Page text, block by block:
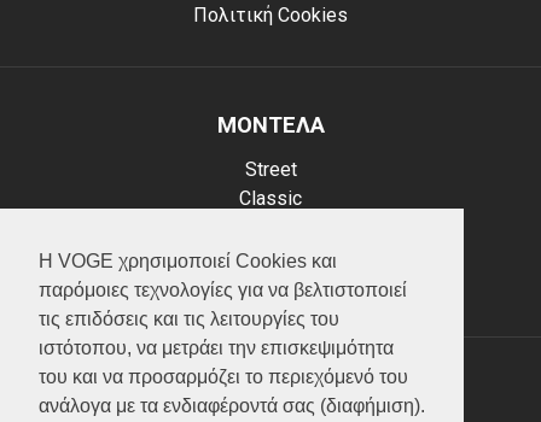
Η VOGE χρησιμοποιεί Cookies και
παρόμοιες τεχνολογίες για να βελτιστοποιεί
τις επιδόσεις και τις λειτουργίες του
ιστότοπου, να μετράει την επισκεψιμότητα
του και να προσαρμόζει το περιεχόμενό του
ανάλογα με τα ενδιαφέροντά σας (διαφήμιση).
Πολιτική Cookies
ΜΟΝΤΕΛΑ
Street
Classic
Scooter
ATV (Loncin)
ΥΠΗΡΕΣΙΕΣ